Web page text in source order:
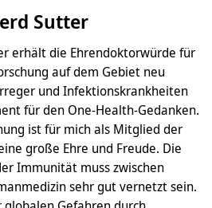
Sutter
erhält die Ehrendoktorwürde für
auf dem Gebiet neu
und Infektionskrankheiten
für den One-Health-Gedanken.
ist für mich als Mitglied der
große Ehre und Freude. Die
Immunität muss zwischen
sehr gut vernetzt sein.